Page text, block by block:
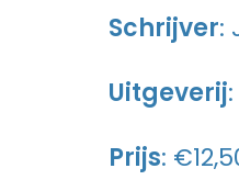
Schrijver:
Uitgeverij
Prijs: